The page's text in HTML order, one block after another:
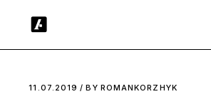
11.07.2019 BY ROMANKORZHYK